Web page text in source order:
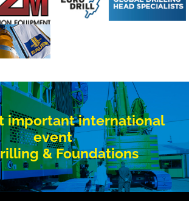
important international
event
& Foundations